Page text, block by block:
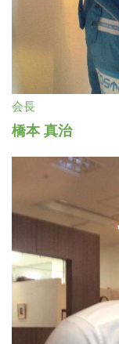
会長
橋本 真治